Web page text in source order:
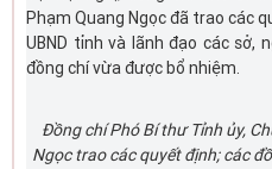
Phạm Quang Ngọc đã trao các
UBND tỉnh và lãnh đạo các sở,
đồng chí vừa được bổ nhiệm.
Đồng chí Phó Bí thư Tỉnh ủy,
Ngọc trao các quyết định; các